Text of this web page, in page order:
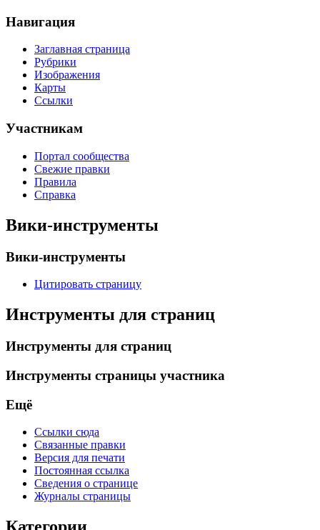
Навигация
Заглавная страница
Рубрики
Изображения
Карты
Ссылки
Участникам
Портал сообщества
Свежие правки
Правила
Справка
Вики-инструменты
Вики-инструменты
Цитировать страницу
Инструменты для страниц
Инструменты для страниц
Инструменты страницы участника
Ещё
Ссылки сюда
Связанные правки
Версия для печати
Постоянная ссылка
Сведения о странице
Журналы страницы